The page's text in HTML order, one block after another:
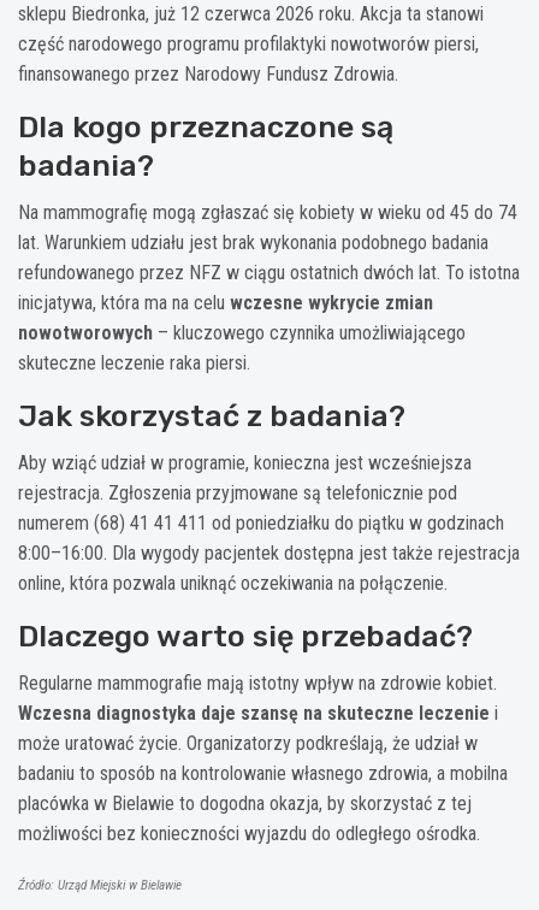
sklepu Biedronka, już 12 czerwca 2026 roku. Akcja ta stanowi
część narodowego programu profilaktyki nowotworów piersi,
finansowanego przez Narodowy Fundusz Zdrowia.
Dla kogo przeznaczone są
badania?
Na mammografię mogą zgłaszać się kobiety w wieku od 45 do 74
lat. Warunkiem udziału jest brak wykonania podobnego badania
refundowanego przez NFZ w ciągu ostatnich dwóch lat. To istotna
inicjatywa, która ma na celu wczesne wykrycie zmian
nowotworowych – kluczowego czynnika umożliwiającego
skuteczne leczenie raka piersi.
Jak skorzystać z badania?
Aby wziąć udział w programie, konieczna jest wcześniejsza
rejestracja. Zgłoszenia przyjmowane są telefonicznie pod
numerem (68) 41 41 411 od poniedziałku do piątku w godzinach
8:00–16:00. Dla wygody pacjentek dostępna jest także rejestracja
online, która pozwala uniknąć oczekiwania na połączenie.
Dlaczego warto się przebadać?
Regularne mammografie mają istotny wpływ na zdrowie kobiet.
Wczesna diagnostyka daje szansę na skuteczne leczenie i
może uratować życie. Organizatorzy podkreślają, że udział w
badaniu to sposób na kontrolowanie własnego zdrowia, a mobilna
placówka w Bielawie to dogodna okazja, by skorzystać z tej
możliwości bez konieczności wyjazdu do odległego ośrodka.
Źródło: Urząd Miejski w Bielawie